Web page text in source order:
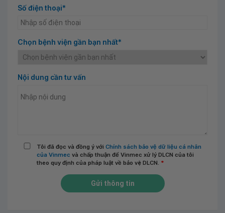
Số điện thoại*
Chọn bệnh viện gần bạn nhất*
Nội dung cần tư vấn
Tôi đã đọc và đồng ý với Chính sách bảo vệ dữ liệu cá nhân
của Vinmec và chấp thuận để Vinmec xử lý DLCN của tôi
theo quy định của pháp luật về bảo vệ DLCN. *
Gửi thông tin